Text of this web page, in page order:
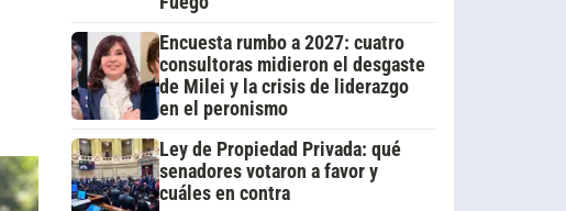
Encuesta rumbo a 2027: cuatro
consultoras midieron el desgaste
de Milei y la crisis de liderazgo
en el peronismo
Ley de Propiedad Privada: qué
senadores votaron a favor y
cuáles en contra